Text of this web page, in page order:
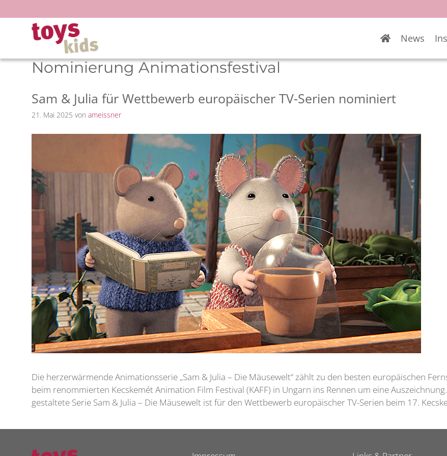
Inhalt
springen
News
Nominierung Animationsfestival
Sam & Julia für Wettbewerb europäischer TV-Serien nominiert
21. Mai 2025 von ameissner
Die herzerwärmende Animationsserie „Sam & Julia – Die Mäusewelt“ zählt zu den besten europäischen
beim renommierten Kecskemét Animation Film Festival (KAFF) in Ungarn ins Rennen um eine
gestaltete Serie Sam & Julia – Die Mäusewelt ist für den Wettbewerb europäischer TV-Serien beim 17.